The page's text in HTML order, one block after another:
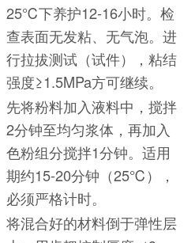
25℃下养护12-16小时。检
查表面无发粘、无气泡。进
行拉拔测试（试件），粘结
强度≥1.5MPa方可继续。
先将粉料加入液料中，搅拌
2分钟至均匀浆体，再加入
色粉组分搅拌1分钟。适用
期约15-20分钟（25℃），
必须严格计时。
将混合好的材料倒于弹性层